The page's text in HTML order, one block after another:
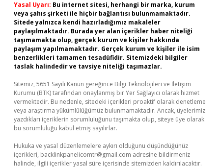
Yasal Uyarı: Bu internet sitesi, herhangi bir marka, kurum
veya şahıs şirketi ile hiçbir bağlantısı bulunmamaktadır.
Sitede yalnızca kendi hazırladığımız makaleler
paylaşılmaktadır. Burada yer alan içerikler haber niteliği
taşımamakta olup, gerçek kurum ve kişiler hakkında
paylaşım yapılmamaktadır. Gerçek kurum ve kişiler ile isim
benzerlikleri tamamen tesadüfidir. Sitemizdeki bilgiler
taslak halindedir ve tavsiye niteliği taşımazlar.
Sitemiz, 5651 Sayılı Kanun gereğince Bilgi Teknolojileri ve İletişim
Kurumu (BTK) tarafından onaylanmış bir Yer Sağlayıcı olarak hizmet
vermektedir. Bu nedenle, sitedeki içerikleri proaktif olarak denetleme
veya araştırma yükümlülüğümüz bulunmamaktadır. Ancak, üyelerimiz
yazdıkları içeriklerin sorumluluğunu taşımakta olup, siteye üye olarak
bu sorumluluğu kabul etmiş sayılırlar.
Hukuka ve yasal düzenlemelere aykırı olduğunu düşündüğünüz
içerikleri, backlinkpanelicomtr@gmail.com adresine bildirmeniz
halinde, ilgili içerikler yasal süre içerisinde sitemizden kaldırılacaktır.